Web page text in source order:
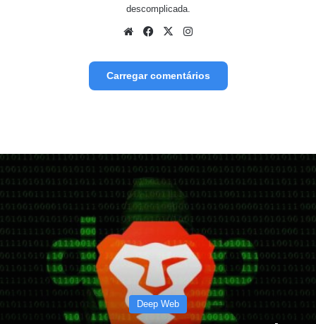
descomplicada.
We
e
Fa
ook
X
am
Carregar comentários